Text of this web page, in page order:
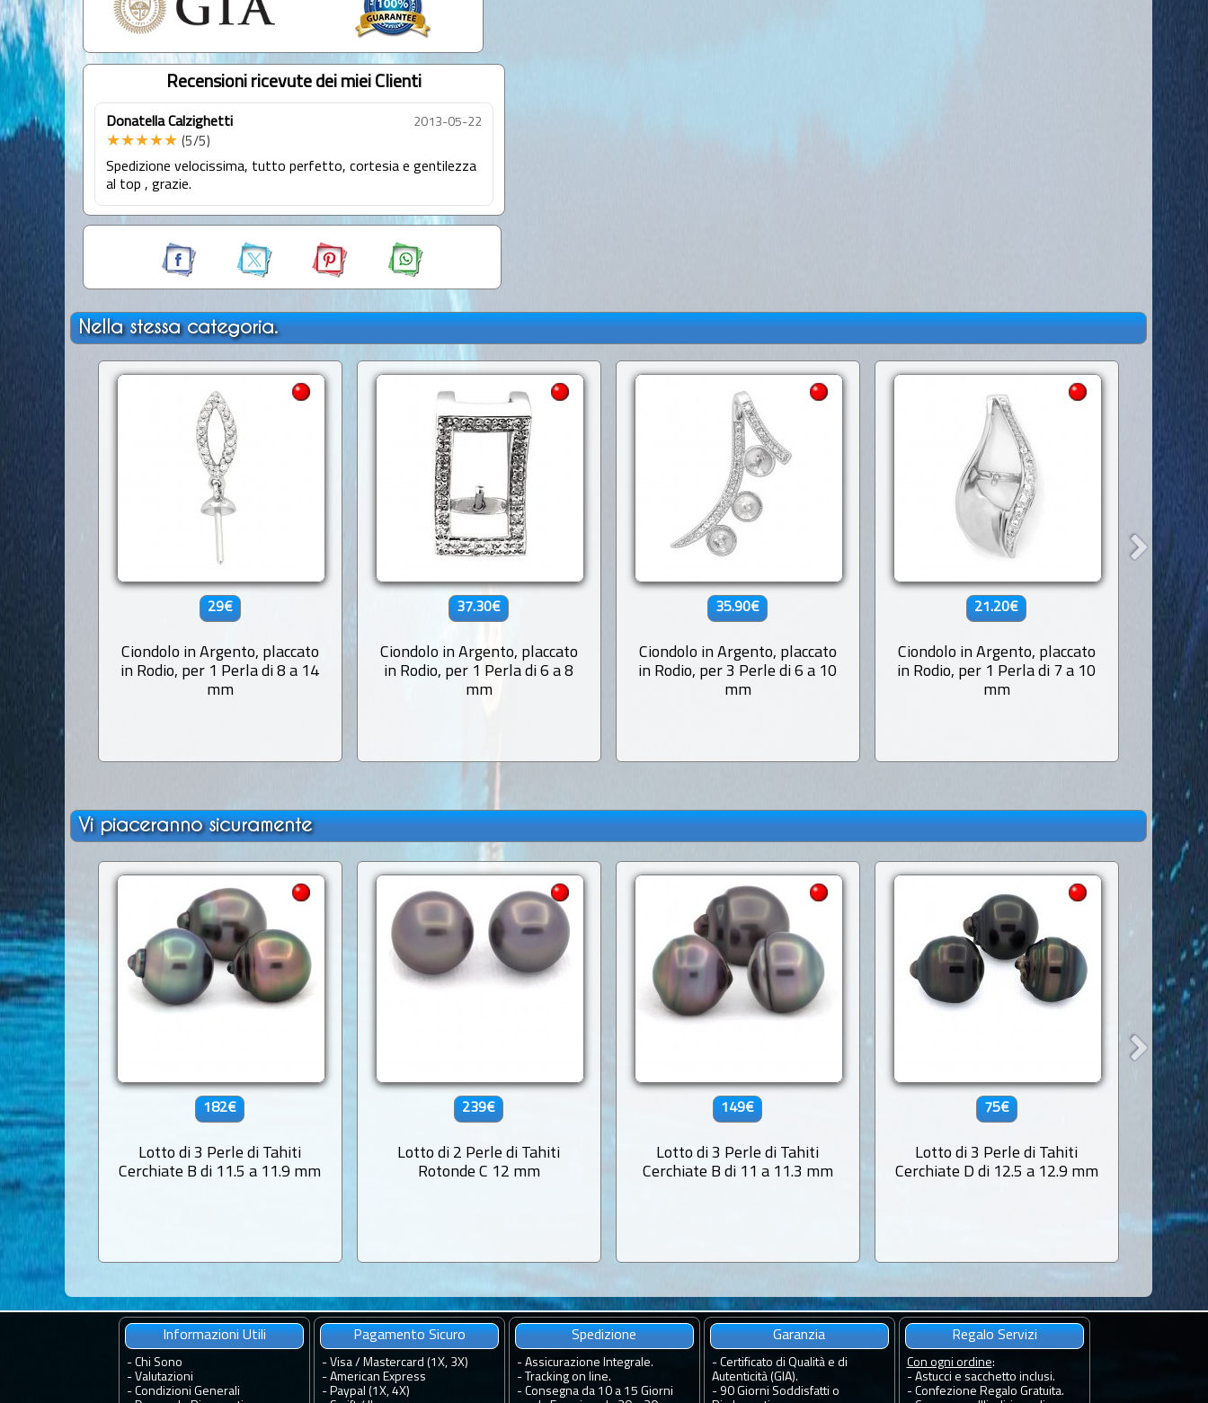
Recensioni ricevute dei miei Clienti
Donatella Calzighetti 2013-05-22
★★★★★ (5/5)
Spedizione velocissima, tutto perfetto, cortesia e gentilezza
al top , grazie.
Nella stessa categoria.
29€
Ciondolo in Argento, placcato
in Rodio, per 1 Perla di 8 a 14
mm
37.30€
Ciondolo in Argento, placcato
in Rodio, per 1 Perla di 6 a 8
mm
35.90€
Ciondolo in Argento, placcato
in Rodio, per 3 Perle di 6 a 10
mm
21.20€
Ciondolo in Argento, placcato
in Rodio, per 1 Perla di 7 a 10
mm
in
Vi piaceranno sicuramente
182€
Lotto di 3 Perle di Tahiti
Cerchiate B di 11.5 a 11.9 mm
239€
Lotto di 2 Perle di Tahiti
Rotonde C 12 mm
149€
Lotto di 3 Perle di Tahiti
Cerchiate B di 11 a 11.3 mm
75€
Lotto di 3 Perle di Tahiti
Cerchiate D di 12.5 a 12.9 mm
Informazioni Utili
- Chi Sono
- Valutazioni
- Condizioni Generali
Pagamento Sicuro
- Visa / Mastercard (1X, 3X)
- American Express
- Paypal (1X, 4X)
Spedizione
- Assicurazione Integrale.
- Tracking on line.
- Consegna da 10 a 15 Giorni
Garanzia
- Certificato di Qualità e di
Autenticità (GIA).
- 90 Giorni Soddisfatti o
Regalo Servizi
Con ogni ordine:
- Astucci e sacchetto inclusi.
- Confezione Regalo Gratuita.